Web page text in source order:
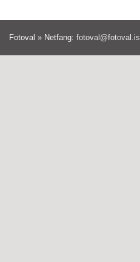
Fotoval » Netfang: fotoval@fotoval.is